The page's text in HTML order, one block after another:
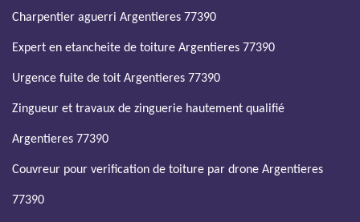
Charpentier aguerri Argentieres 77390
Expert en etancheite de toiture Argentieres 77390
Urgence fuite de toit Argentieres 77390
Zingueur et travaux de zinguerie hautement qualifié
Argentieres 77390
Couvreur pour verification de toiture par drone Argentieres
77390